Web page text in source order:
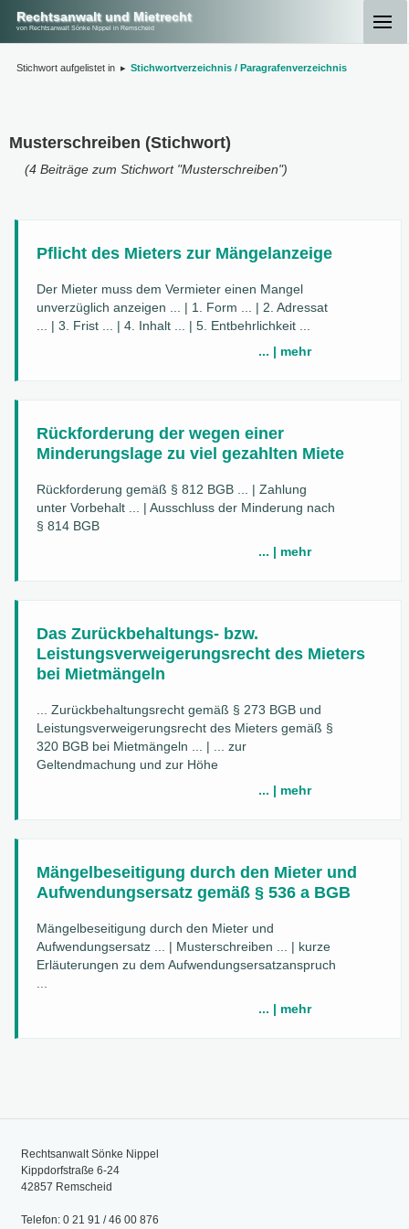
Rechtsanwalt und Mietrecht
von Rechtsanwalt Sönke Nippel in Remscheid
Stichwort aufgelistet in ▸ Stichwortverzeichnis / Paragrafenverzeichnis
Musterschreiben (Stichwort)
(4 Beiträge zum Stichwort "Musterschreiben")
Pflicht des Mieters zur Mängelanzeige
Der Mieter muss dem Vermieter einen Mangel
unverzüglich anzeigen ... | 1. Form ... | 2. Adressat
... | 3. Frist ... | 4. Inhalt ... | 5. Entbehrlichkeit ...
... | mehr
Rückforderung der wegen einer
Minderungslage zu viel gezahlten Miete
Rückforderung gemäß § 812 BGB ... | Zahlung
unter Vorbehalt ... | Ausschluss der Minderung nach
§ 814 BGB
... | mehr
Das Zurückbehaltungs- bzw.
Leistungsverweigerungsrecht des Mieters
bei Mietmängeln
... Zurückbehaltungsrecht gemäß § 273 BGB und
Leistungsverweigerungsrecht des Mieters gemäß §
320 BGB bei Mietmängeln ... | ... zur
Geltendmachung und zur Höhe
... | mehr
Mängelbeseitigung durch den Mieter und
Aufwendungsersatz gemäß § 536 a BGB
Mängelbeseitigung durch den Mieter und
Aufwendungsersatz ... | Musterschreiben ... | kurze
Erläuterungen zu dem Aufwendungsersatzanspruch
... | mehr
Rechtsanwalt Sönke Nippel
Kippdorfstraße 6-24
42857 Remscheid
Telefon: 0 21 91 / 46 00 876